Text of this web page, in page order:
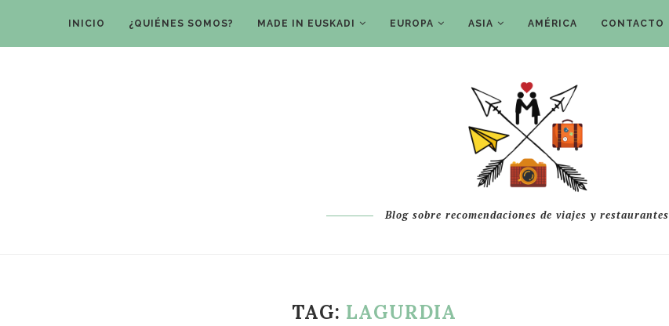
INICIO ¿QUIÉNES SOMOS? MADE IN EUSKADI EUROPA ASIA AMÉRICA CONTACTO
Blog sobre recomendaciones de viajes y restaurantes
TAG: LAGURDIA